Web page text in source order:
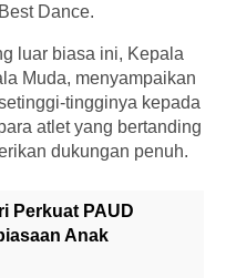
Dance.
luar biasa ini, Kepala
Muda, menyampaikan
tingginya kepada
atlet yang bertanding
dukungan penuh.
Perkuat PAUD
Anak